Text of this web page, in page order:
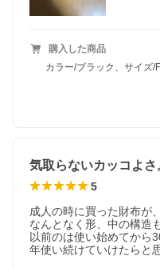
購入した商品
カラー/ブラック、サイズ/
気取らないカッコよさ
5
成人の時に買った財布が
なんとなく形、中の構造
以前のは使い始めてから
年使い続けていけたらと